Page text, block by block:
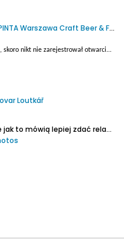
Śródmieście, Chmielna 7/9, PINTA Warszawa Craft Beer & Food
T
o forum rzeczywiście chyba umiera, skoro nikt nie zarejestrował otwarcia pubu Pinty w Warszawie…
Loutkář
Troszkę czasu już minęło, ale jak to mówią lepiej zdać relację późno niż wcale.